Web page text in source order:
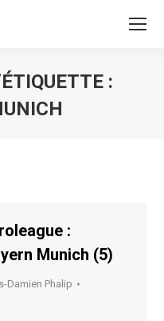
:
:
Munich (5)
Damien Phalip